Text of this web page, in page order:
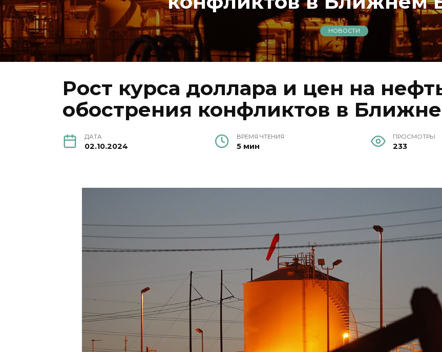
НОВОСТИ
Pост курса доллара и цен на
обострения конфликтов в
ДАТА
02.10.2024
ВРЕМЯ ЧТЕНИЯ
5 мин
ПРОСМОТРЫ
233